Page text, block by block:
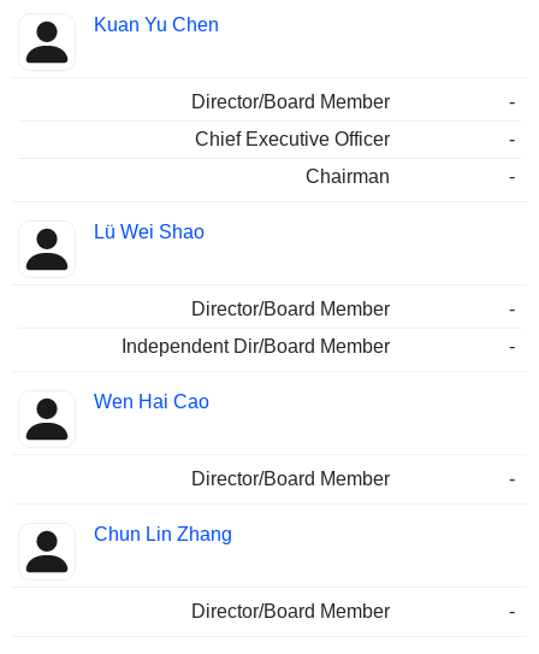
Kuan Yu Chen
Director/Board Member
-
Chief Executive Officer
-
Chairman
-
Lü Wei Shao
Director/Board Member
-
Independent Dir/Board Member
-
Wen Hai Cao
Director/Board Member -
Chun Lin Zhang
Director/Board Member -